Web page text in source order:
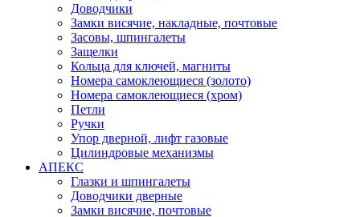
Доводчики
Замки висячие, накладные, почтовые
Засовы, шпингалеты
Защелки
Кольца для ключей, магниты
Номера самоклеющиеся (золото)
Номера самоклеющиеся (хром)
Петли
Ручки
Упор дверной, лифт газовые
Цилиндровые механизмы
АПЕКС
Глазки и шпингалеты
Доводчики дверные
Замки висячие, почтовые